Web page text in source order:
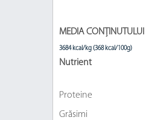
MEDIA
3684 kcal/kg (368 kcal/100g)
Nutrient
Proteine
Grăsimi